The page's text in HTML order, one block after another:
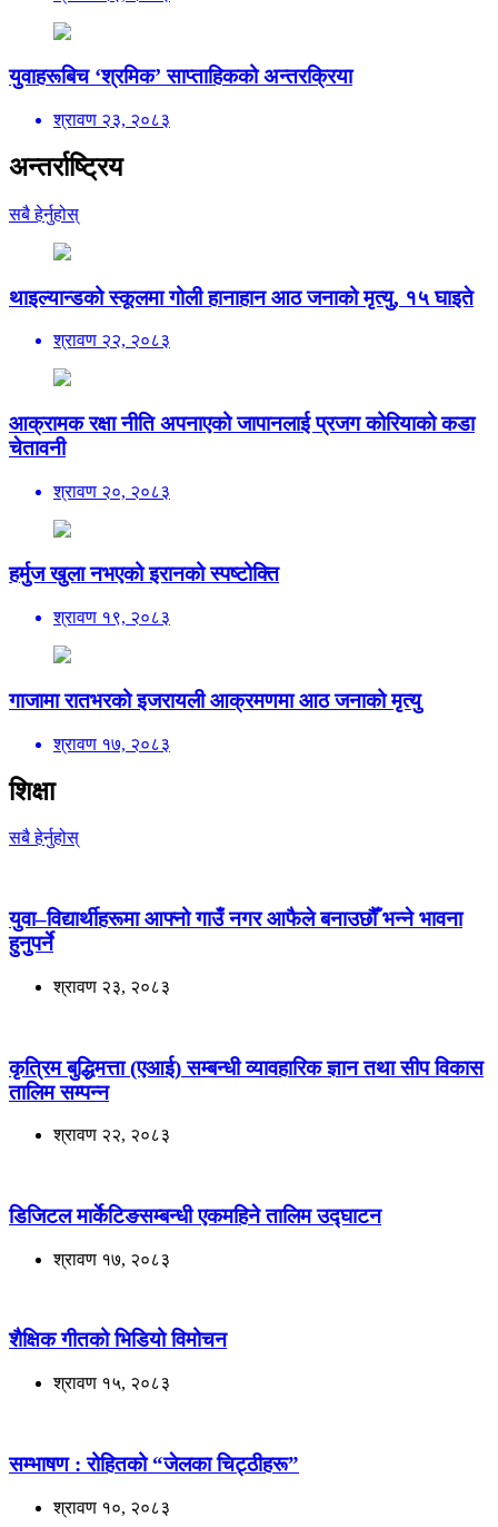
युवाहरूबिच ‘श्रमिक’ साप्ताहिकको अन्तरक्रिया
श्रावण २३, २०८३
अन्तर्राष्ट्रिय
सबै हेर्नुहोस्
थाइल्यान्डको स्कूलमा गोली हानाहान आठ जनाको मृत्यु, १५ घाइते
श्रावण २२, २०८३
आक्रामक रक्षा नीति अपनाएको जापानलाई प्रजग कोरियाको कडा
चेतावनी
श्रावण २०, २०८३
हर्मुज खुला नभएको इरानको स्पष्टोक्ति
श्रावण १९, २०८३
गाजामा रातभरको इजरायली आक्रमणमा आठ जनाको मृत्यु
श्रावण १७, २०८३
शिक्षा
सबै हेर्नुहोस्
युवा–विद्यार्थीहरूमा आफ्नो गाउँ नगर आफैले बनाउछौँ भन्ने भावना
हुनुपर्ने
श्रावण २३, २०८३
कृत्रिम बुद्धिमत्ता (एआई) सम्बन्धी व्यावहारिक ज्ञान तथा सीप विकास
तालिम सम्पन्न
श्रावण २२, २०८३
डिजिटल मार्केटिङसम्बन्धी एकमहिने तालिम उद्घाटन
श्रावण १७, २०८३
शैक्षिक गीतको भिडियो विमोचन
श्रावण १५, २०८३
सम्भाषण : रोहितको “जेलका चिट्ठीहरू”
श्रावण १०, २०८३